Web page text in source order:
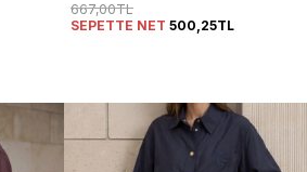
667,00TL
SEPETTE NET 500,25TL